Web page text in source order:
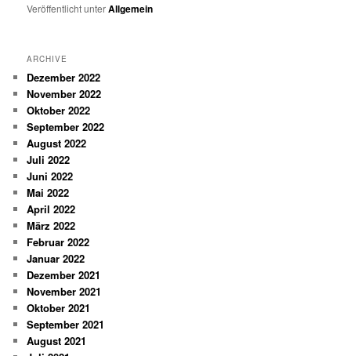
Veröffentlicht unterAllgemein
ARCHIVE
Dezember 2022
November 2022
Oktober 2022
September 2022
August 2022
Juli 2022
Juni 2022
Mai 2022
April 2022
März 2022
Februar 2022
Januar 2022
Dezember 2021
November 2021
Oktober 2021
September 2021
August 2021